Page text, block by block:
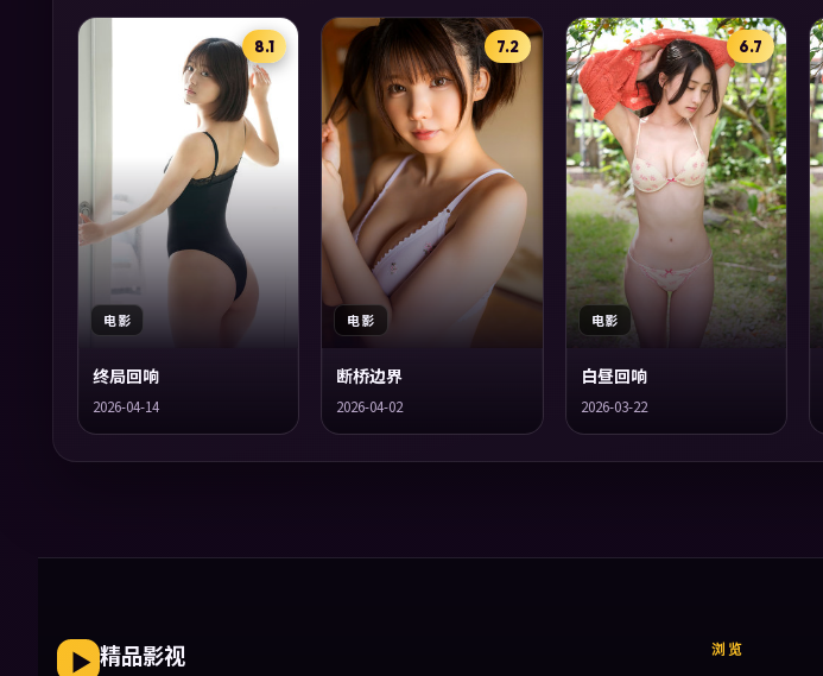
8.1
电影
终局回响
2026-04-14
7.2
电影
断桥边界
2026-04-02
6.7
电影
白昼回响
2026-03-22
精品影视 浏览